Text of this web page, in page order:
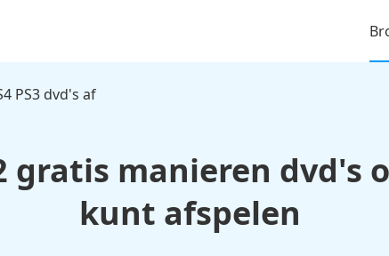
PS3 dvd's af
gratis manieren dvd's
kunt afspelen